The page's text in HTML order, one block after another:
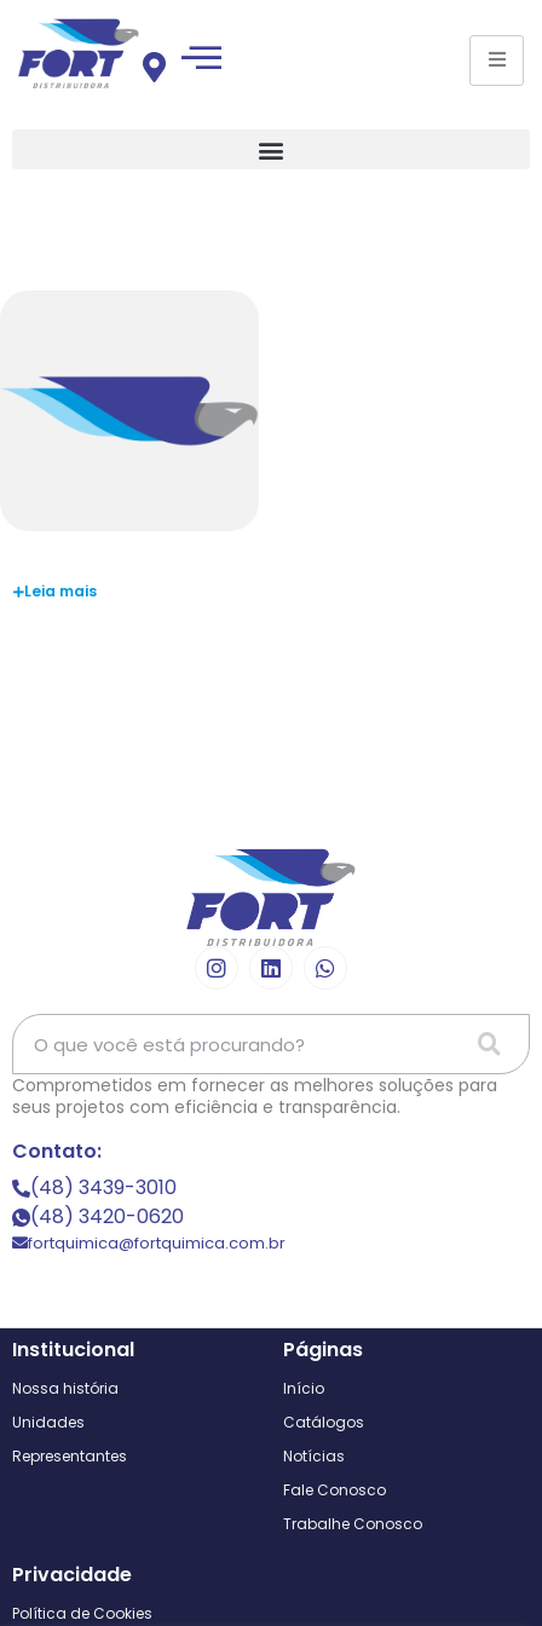
Leia mais
Comprometidos em fornecer as melhores soluções para
seus projetos com eficiência e transparência.
Contato:
(48) 3439-3010
(48) 3420-0620
fortquimica@fortquimica.com.br
Institucional
Nossa história
Unidades
Representantes
Páginas
Início
Catálogos
Notícias
Fale Conosco
Trabalhe Conosco
Privacidade
Política de Cookies